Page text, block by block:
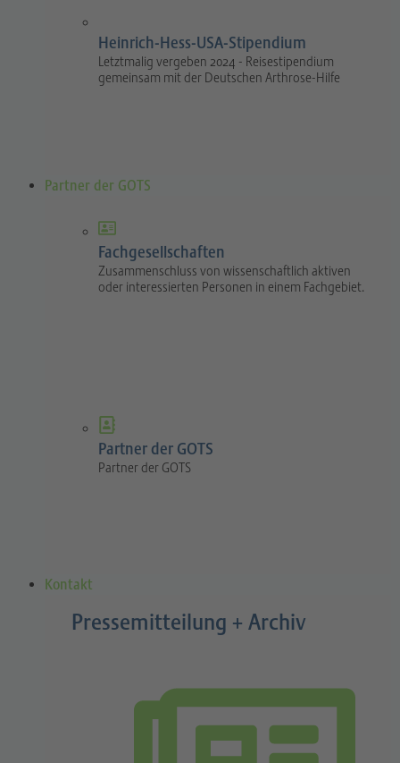
Heinrich-Hess-USA-Stipendium
Letztmalig vergeben 2024 - Reisestipendium
gemeinsam mit der Deutschen Arthrose-Hilfe
Partner der GOTS
Fachgesellschaften
Zusammenschluss von wissenschaftlich aktiven
oder interessierten Personen in einem Fachgebiet.
Partner der GOTS
Partner der GOTS
Kontakt
Pressemitteilung + Archiv